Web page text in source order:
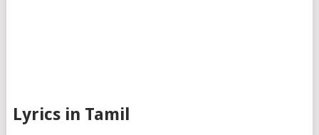
Lyrics in Tamil